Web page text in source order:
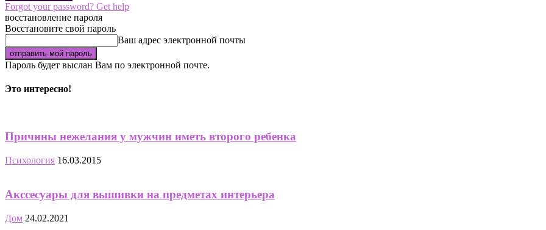
Forgot your password? Get help
восстановление пароля
Восстановите свой пароль
Ваш адрес электронной почты
Пароль будет выслан Вам по электронной почте.
Это интересно!
Причины нежелания у мужчин иметь второго ребенка
Психология 16.03.2015
Акссесуары для вышивки на предметах интерьера
Дом 24.02.2021